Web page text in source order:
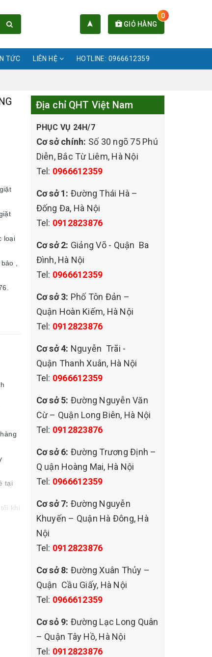
GIỎ HÀNG
0
TỨC LIÊN HỆ HOTLINE: 0966612359
loại
,
tại
khi
Địa chỉ QHT Việt Nam
PHỤC VỤ 24H/7
Cơ sở chính: Số 30 ngõ 75 Phú
Diễn, Bắc Từ Liêm, Hà Nội
Tel: 0966612359
Cơ sở 1: Đường Thái Hà –
Đống Đa, Hà Nội
Tel: 0912823876
Cơ sở 2: Giảng Võ - Quận Ba
Đình, Hà Nội
Tel: 0966612359
Cơ sở 3: Phố Tôn Đản –
Quận Hoàn Kiếm, Hà Nội
Tel: 0912823876
Cơ sở 4: Nguyễn Trãi -
Quận Thanh Xuân, Hà Nội
Tel: 0966612359
Cơ sở 5: Đường Nguyễn Văn
Cừ – Quận Long Biên, Hà Nội
Tel: 0912823876
Cơ sở 6: Đường Trương Định –
Q uận Hoàng Mai, Hà Nội
Tel: 0966612359
Cơ sở 7: Đường Nguyễn
Khuyến – Quận Hà Đông, Hà
Nội
Tel: 0912823876
Cơ sở 8: Đường Xuân Thủy –
Quận Cầu Giấy, Hà Nội
Tel: 0966612359
Cơ sỏ 9: Đường Lạc Long Quân
– Quận Tây Hồ, Hà Nội
Tel: 0912823876